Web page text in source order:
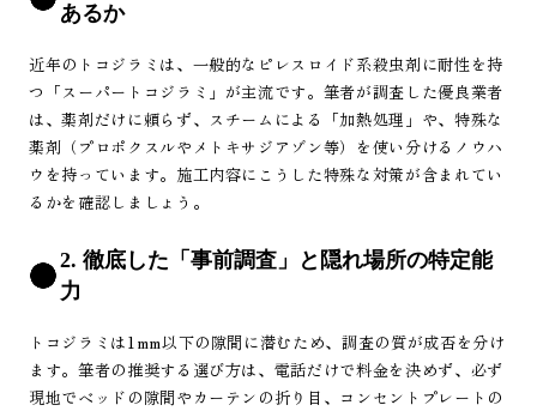
あるか
近年のトコジラミは、一般的なピレスロイド系殺虫剤に耐性を持
つ「スーパートコジラミ」が主流です。筆者が調査した優良業者
は、薬剤だけに頼らず、スチームによる「加熱処理」や、特殊な
薬剤（プロポクスルやメトキサジアゾン等）を使い分けるノウハ
ウを持っています。施工内容にこうした特殊な対策が含まれてい
るかを確認しましょう。
2. 徹底した「事前調査」と隠れ場所の特定能
力
トコジラミは1mm以下の隙間に潜むため、調査の質が成否を分け
ます。筆者の推奨する選び方は、電話だけで料金を決めず、必ず
現地でベッドの隙間やカーテンの折り目、コンセントプレートの